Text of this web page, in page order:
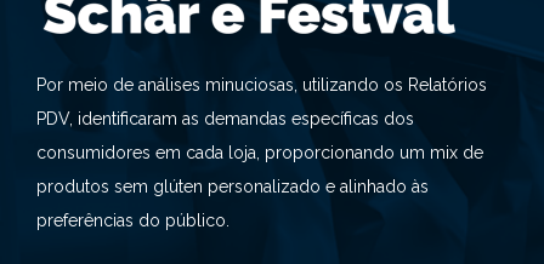
Por meio de análises minuciosas, utilizando os Relatórios
PDV, identificaram as demandas específicas dos
consumidores em cada loja, proporcionando um mix de
produtos sem glúten personalizado e alinhado às
preferências do público.